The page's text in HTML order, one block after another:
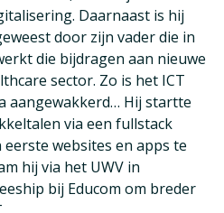
Daarnaast is hij
door zijn vader die in
die bijdragen aan nieuwe
sector. Zo is het ICT
aangewakkerd… Hij startte
via een fullstack
websites en apps te
hij via het UWV in
bij Educom om breder